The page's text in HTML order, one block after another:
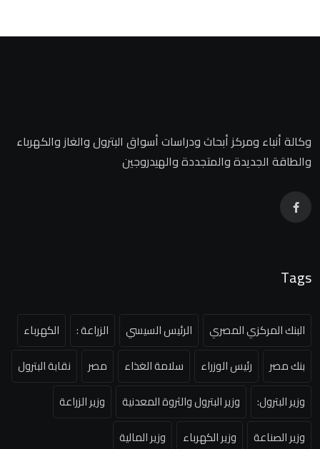
وكالة أنباء ومركز أبحاث ودراسات أسواق البترول والغاز والكهرباء
والطاقة الجديدة والمتجددة والهيدروجين
Tags
البنك المركزي المصري الرئيس السيسي الزراعة :
الكهرباء
بنك مصر
رئيس الوزراء سلامة الغذاء مصر
نقابة البترول
وزير البترول:
وزير البترول والثروة المعدنية
وزير الزراعة
وزير الصناعة
وزير الكهرباء وزير المالية